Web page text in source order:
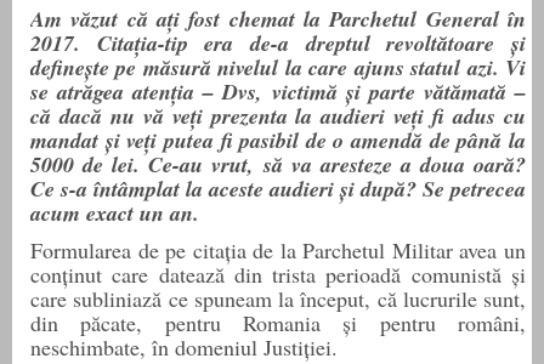
Am văzut că ați fost chemat la Parchetul General în
2017. Citația-tip era de-a dreptul revoltătoare și
definește pe măsură nivelul la care ajuns statul azi. Vi
se atrăgea atenția – Dvs, victimă și parte vătămată –
că dacă nu vă veți prezenta la audieri veți fi adus cu
mandat și veți putea fi pasibil de o amendă de până la
5000 de lei. Ce-au vrut, să va aresteze a doua oară?
Ce s-a întâmplat la aceste audieri și după? Sepetrecea
acum exact un an.
Formularea de pe citația de la Parchetul Militar avea un
conținut care datează din trista perioadă comunistă și
care subliniază ce spuneam la început, că lucrurile sunt,
din păcate, pentru Romania și pentru români,
neschimbate, în domeniul Justiției.